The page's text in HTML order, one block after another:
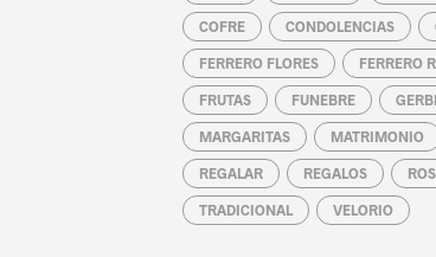
COFRE CONDOLENCIAS
FERRERO FLORES FERRERO
FRUTAS FUNEBRE
MARGARITAS MATRIMONIO
REGALAR REGALOS
TRADICIONAL VELORIO